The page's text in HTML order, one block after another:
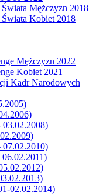
Mężczyzn 2018
Kobiet 2018
Mężczyzn 2022
Kobiet 2021
Kadr Narodowych
02.02.2014)